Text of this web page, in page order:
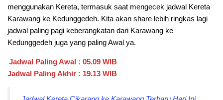
menggunakan Kereta, termasuk saat mengecek jadwal Kereta
Karawang ke Kedunggedeh. Kita akan share lebih ringkas lagi
jadwal paling pagi keberangkatan dari Karawang ke
Kedunggedeh juga yang paling Awal ya.
Jadwal Paling Awal : 05.09 WIB
Jadwal Paling Akhir : 19.13 WIB